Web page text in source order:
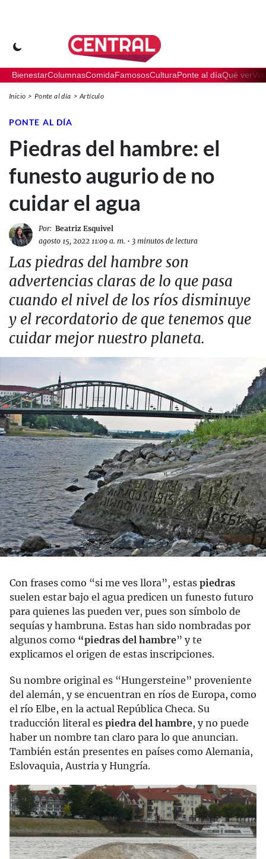
BienestarColumnasComidaFamososCulturaPonte al díaQué ver
Inicio Ponte al día Artículo
PONTE AL DÍA
Piedras del hambre: el
funesto augurio de no
cuidar el agua
Por: Beatriz Esquivel
agosto 15, 2022 11:09 a. m. • 3 minutos de lectura
Las piedras del hambre son
advertencias claras de lo que pasa
cuando el nivel de los ríos disminuye
y el recordatorio de que tenemos que
cuidar mejor nuestro planeta.
Con frases como “si me ves llora”, estas piedras
suelen estar bajo el agua predicen un funesto futuro
para quienes las pueden ver, pues son símbolo de
sequías y hambruna. Estas han sido nombradas por
algunos como “piedras del hambre” y te
explicamos el origen de estas inscripciones.
Su nombre original es “Hungersteine” proveniente
del alemán, y se encuentran en ríos de Europa, como
el río Elbe, en la actual República Checa. Su
traducción literal es piedra del hambre, y no puede
haber un nombre tan claro para lo que anuncian.
También están presentes en países como Alemania,
Eslovaquia, Austria y Hungría.